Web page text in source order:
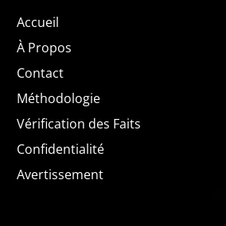
Accueil
À Propos
Contact
Méthodologie
Vérification des Faits
Confidentialité
Avertissement